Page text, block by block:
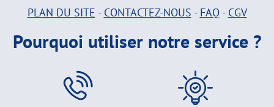
PLAN DU SITE - CONTACTEZ-NOUS - FAQ- CGV
Pourquoi utiliser notre service ?